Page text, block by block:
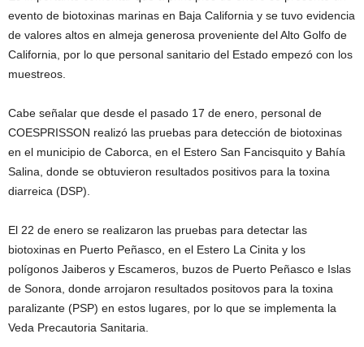
evento de biotoxinas marinas en Baja California y se tuvo evidencia
de valores altos en almeja generosa proveniente del Alto Golfo de
California, por lo que personal sanitario del Estado empezó con los
muestreos.
Cabe señalar que desde el pasado 17 de enero, personal de
COESPRISSON realizó las pruebas para detección de biotoxinas
en el municipio de Caborca, en el Estero San Fancisquito y Bahía
Salina, donde se obtuvieron resultados positivos para la toxina
diarreica (DSP).
El 22 de enero se realizaron las pruebas para detectar las
biotoxinas en Puerto Peñasco, en el Estero La Cinita y los
polígonos Jaiberos y Escameros, buzos de Puerto Peñasco e Islas
de Sonora, donde arrojaron resultados positovos para la toxina
paralizante (PSP) en estos lugares, por lo que se implementa la
Veda Precautoria Sanitaria.